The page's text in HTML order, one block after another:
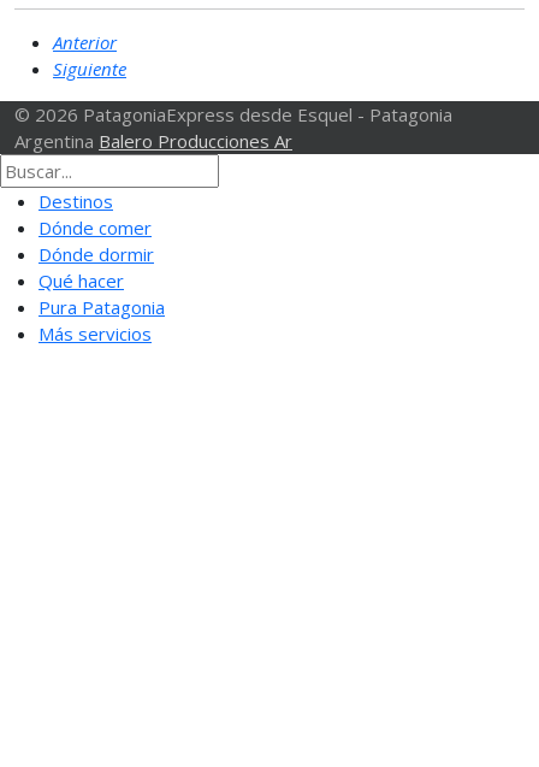
Anterior
Siguiente
© 2026 PatagoniaExpress desde Esquel - Patagonia
Argentina Balero Producciones Ar
Destinos
Dónde comer
Dónde dormir
Qué hacer
Pura Patagonia
Más servicios